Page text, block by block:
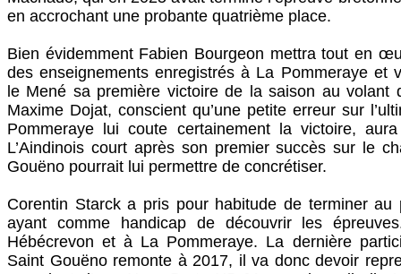
en accrochant une probante quatrième place.
Bien évidemment Fabien Bourgeon mettra tout en
des enseignements enregistrés à La Pommeraye et
le Mené sa première victoire de la saison au volant
Maxime Dojat, conscient qu’une petite erreur sur
Pommeraye lui coute certainement la victoire,
L’Aindinois court après son premier succès sur le
Gouëno pourrait lui permettre de concrétiser.
Corentin Starck a pris pour habitude de terminer au
ayant comme handicap de découvrir les
Hébécrevon et à La Pommeraye. La dernière
Saint Gouëno remonte à 2017, il va donc devoir